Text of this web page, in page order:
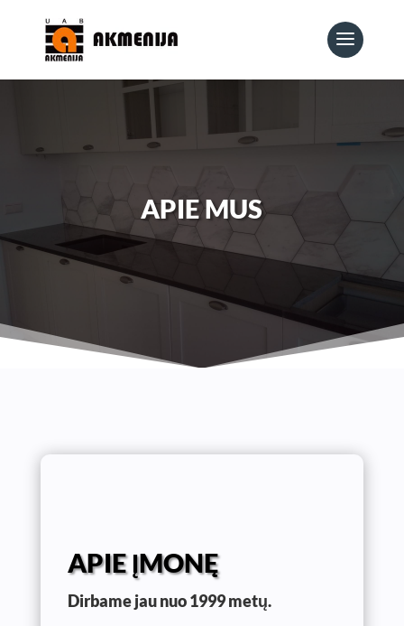
APIE MUS
APIE ĮMONĘ
Dirbame jau nuo 1999 metų.